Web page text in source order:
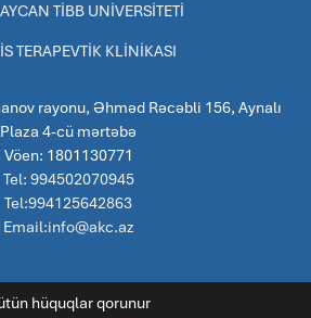
TİBB UNİVERSİTETİ
TERAPEVTİK KLİNİKASI
rayonu, Əhməd Rəcəbli 156, Aynalı
Plaza 4-cü mərtəbə
Vöen: 1801130771
Tel: 994502070945
Tel:994125642863
Email:info@akc.az
hüquqlar qorunur